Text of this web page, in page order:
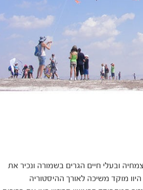
ובעלי חיים הגרים בשמורה ונכיר את
מוקד משיכה לאורך ההיסטוריה